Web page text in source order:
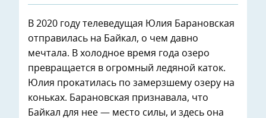
В 2020 году телеведущая Юлия Барановская
отправилась на Байкал, о чем давно
мечтала. В холодное время года озеро
превращается в огромный ледяной каток.
Юлия прокатилась по замерзшему озеру на
коньках. Барановская признавала, что
Байкал для нее — место силы, и здесь она